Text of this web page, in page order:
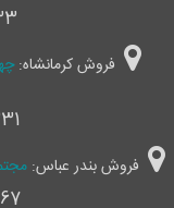
فروش کرمانشاه:
فروش بندر عباس: